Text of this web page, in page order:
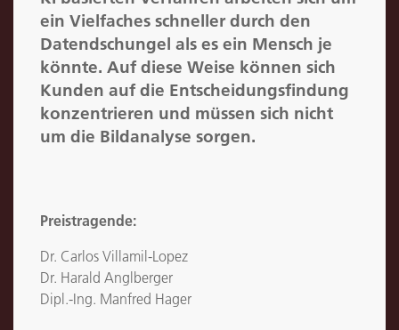
ein Vielfaches schneller durch den
Datendschungel als es ein Mensch je
könnte. Auf diese Weise können sich
Kunden auf die Entscheidungsfindung
konzentrieren und müssen sich nicht
um die Bildanalyse sorgen.
Preistragende:
Dr. Carlos Villamil-Lopez
Dr. Harald Anglberger
Dipl.-Ing. Manfred Hager